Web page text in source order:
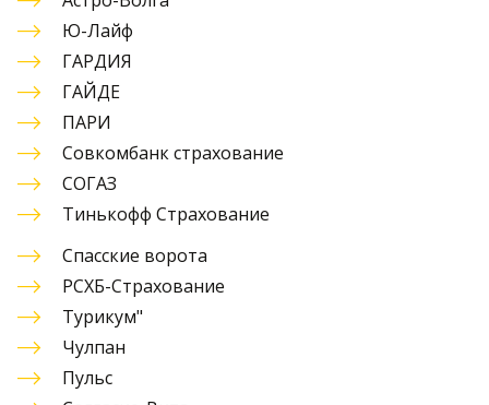
Ю-Лайф
ГАРДИЯ
ГАЙДЕ
ПАРИ
Совкомбанк страхование
СОГАЗ
Тинькофф Страхование
Спасские ворота
РСХБ-Страхование
Турикум"
Чулпан
Пульс